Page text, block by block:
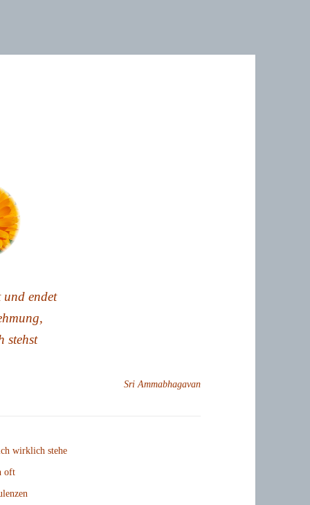
und endet
stehst
Sri Ammabhagavan
wirklich stehe
oft